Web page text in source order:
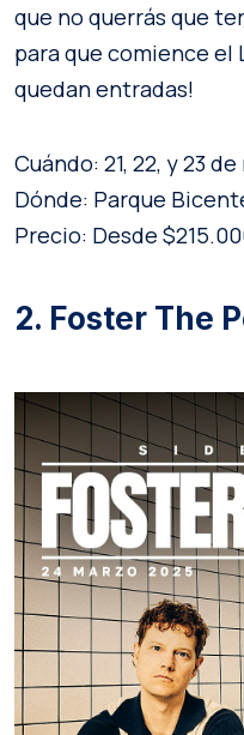
que no querrás que
para que comience el
quedan entradas!
Cuándo: 21, 22, y 23
Dónde: Parque
Precio: Desde
2. Foster The